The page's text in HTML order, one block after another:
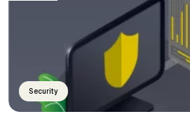
Security